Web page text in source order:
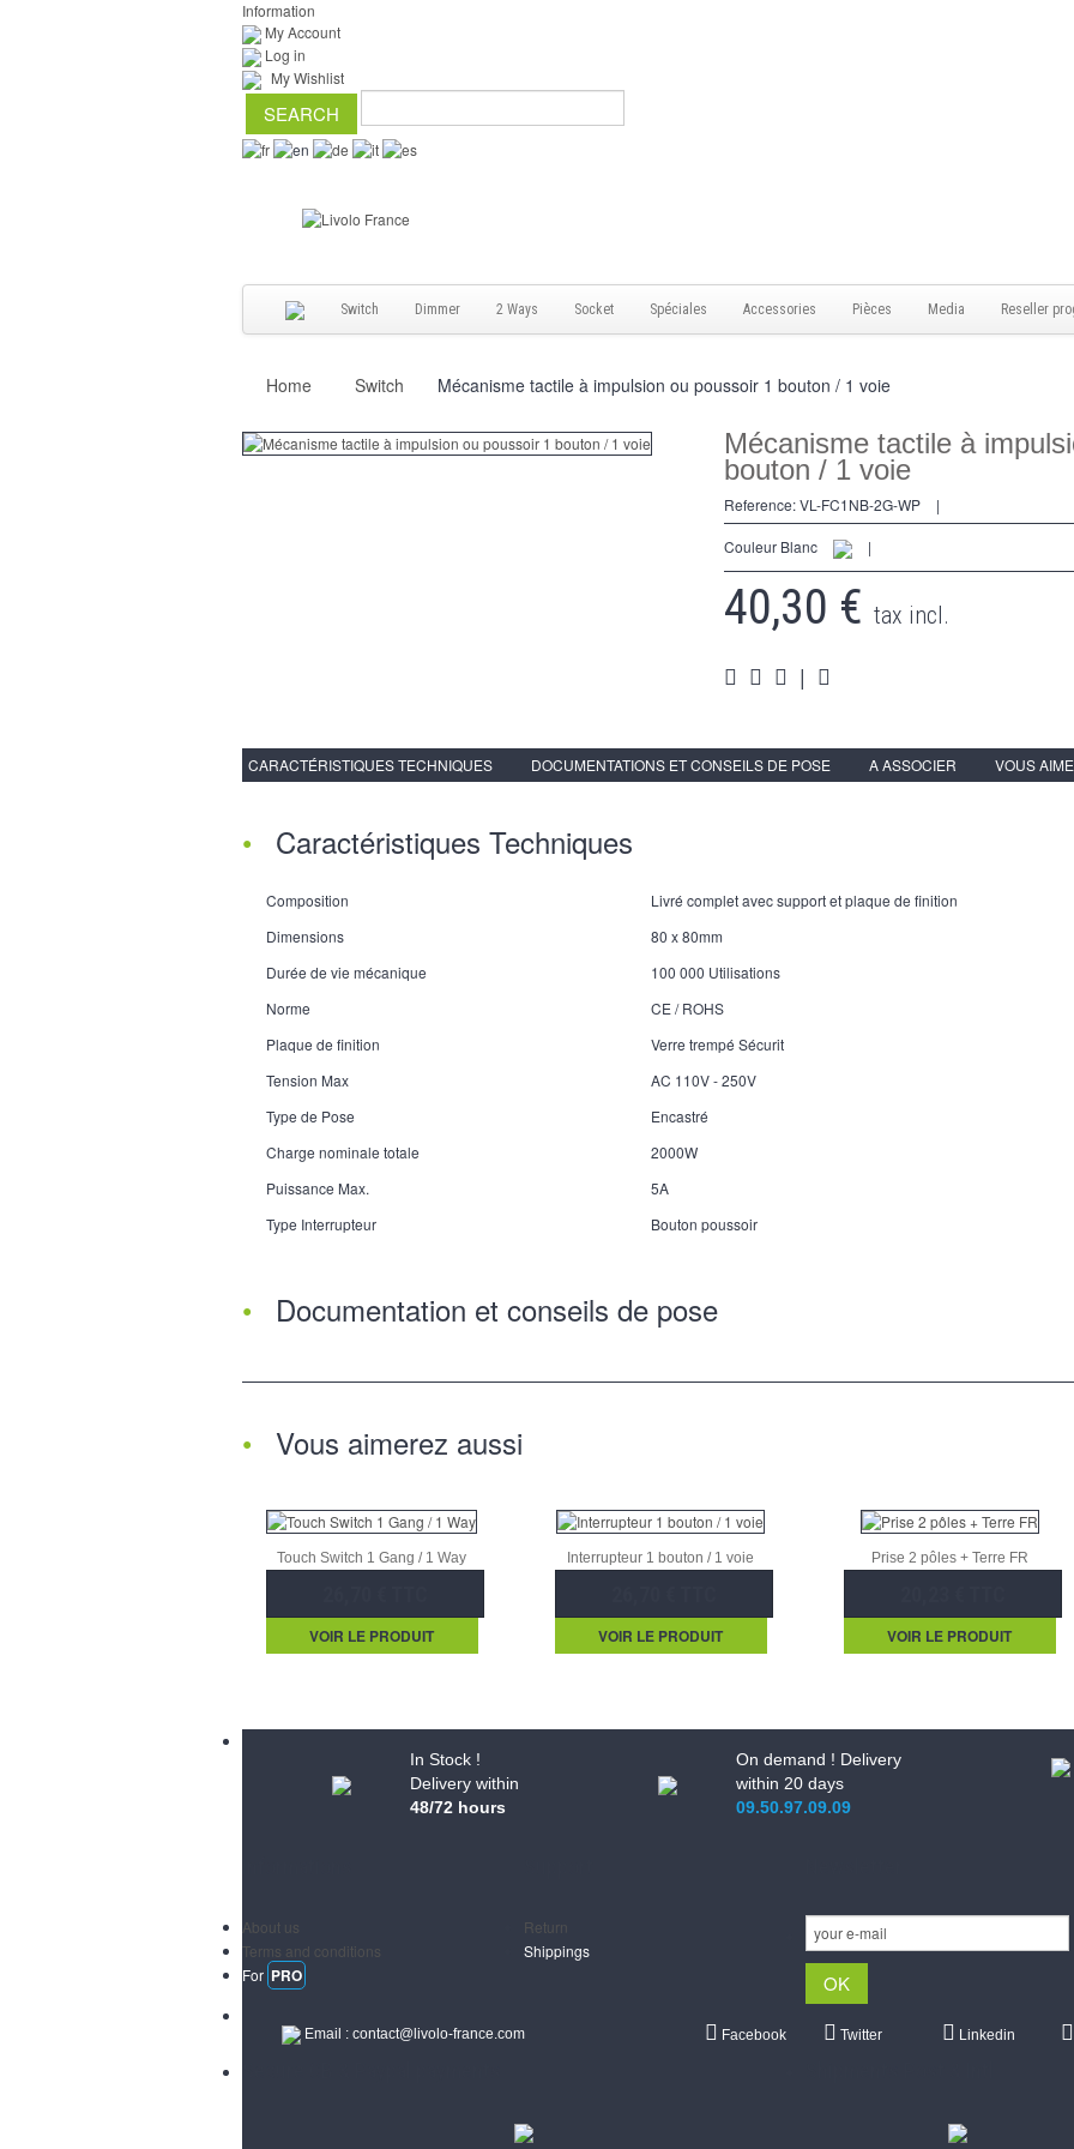
Information
My Account
Log in
My Wishlist
Switch Dimmer 2 Ways Socket Spéciales Accessories Pièces Media Reseller
Home Switch Mécanisme tactile à impulsion ou poussoir 1 bouton / 1 voie
Mécanisme tactile à
bouton / 1 voie
Reference:VL-FC1NB-2G-WP |
Couleur Blanc |
40,30 € tax incl.
|
CARACTÉRISTIQUES TECHNIQUES DOCUMENTATIONS ET CONSEILS DE POSE A ASSOCIER VOUS
Caractéristiques Techniques
Composition
Livré complet avec support et plaque de finition
Dimensions
80 x 80mm
Durée de vie mécanique
100 000 Utilisations
Norme
CE / ROHS
Plaque de finition
Verre trempé Sécurit
Tension Max
AC 110V - 250V
Type de Pose
Encastré
Charge nominale totale
2000W
Puissance Max.
5A
Type Interrupteur
Bouton poussoir
Documentation et conseils de pose
Vous aimerez aussi
Touch Switch 1 Gang / 1 Way
VOIR LE PRODUIT
Interrupteur 1 bouton / 1 voie
VOIR LE PRODUIT
Prise 2 pôles + Terre FR
VOIR LE PRODUIT
In Stock !
Delivery within
48/72 hours
On demand ! Delivery
within 20 days
09.50.97.09.09
About us
Terms and conditions
For PRO
Return
Shippings
Email :contact@livolo-france.com Facebook Twitter Linkedin